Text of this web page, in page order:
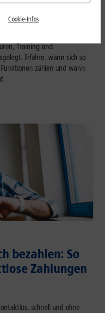
Für wen
Modelle?
Training und
Erfahre, wann sich so
zählen und wann
bezahlen: So
Zahlungen
schnell und ohne
Cookie-Infos